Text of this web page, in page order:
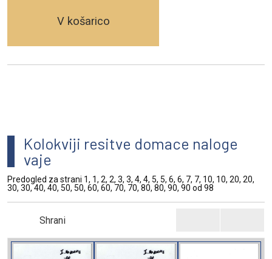
V košarico
Kolokviji resitve domace naloge
vaje
Predogled za strani 1, 1, 2, 2, 3, 3, 4, 4, 5, 5, 6, 6, 7, 7, 10, 10, 20, 20,
30, 30, 40, 40, 50, 50, 60, 60, 70, 70, 80, 80, 90, 90 od 98
Shrani